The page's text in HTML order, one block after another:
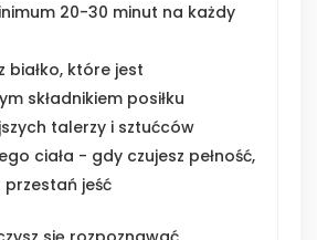
20-30 minut na każdy
białko, które jest
składnikiem posiłku
talerzy i sztućców
ciała - gdy czujesz pełność,
jeść